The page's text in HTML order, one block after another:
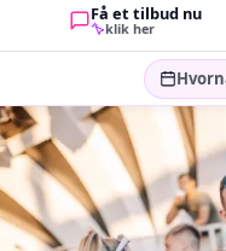
Få et tilbud nu
klik her
Vælg
GÆSTER
2